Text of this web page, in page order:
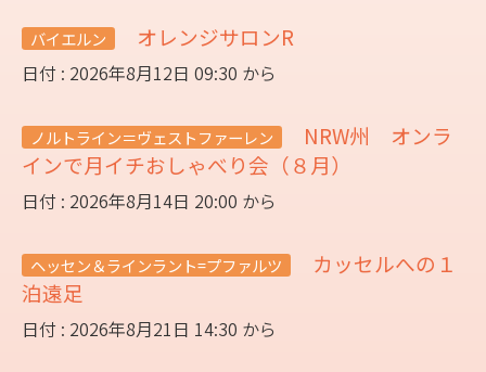
バイエルン オレンジサロンR
日付 : 2026年8月12日 09:30 から
ノルトライン＝ヴェストファーレン
NRW州 オンラ
インで月イチおしゃべり会（８月）
日付 : 2026年8月14日 20:00 から
ヘッセン＆ラインラント=プファルツ
カッセルへの１
泊遠足
日付 : 2026年8月21日 14:30 から